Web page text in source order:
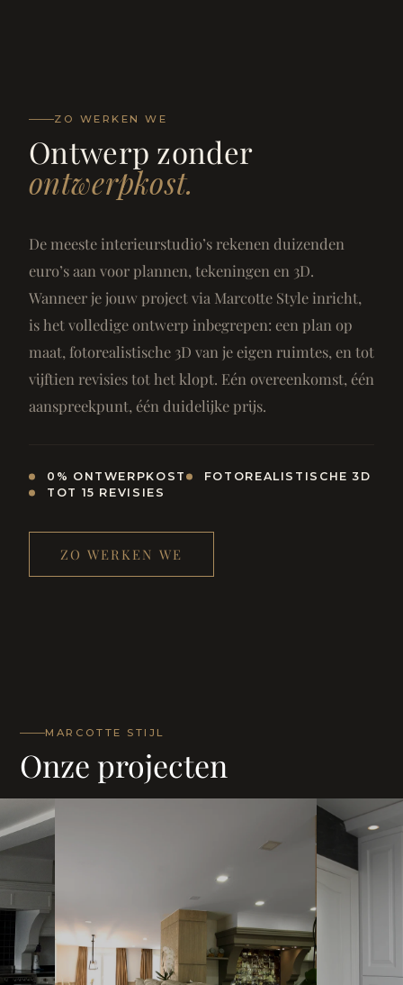
ZO WERKEN WE
Ontwerp zonder
ontwerpkost.
De meeste interieurstudio’s rekenen duizenden
euro’s aan voor plannen, tekeningen en 3D.
Wanneer je jouw project via Marcotte Style inricht,
is het volledige ontwerp inbegrepen: een plan op
maat, fotorealistische 3D van je eigen ruimtes, en tot
vijftien revisies tot het klopt. Eén overeenkomst, één
aanspreekpunt, één duidelijke prijs.
0% ONTWERPKOST
FOTOREALISTISCHE 3D
TOT 15 REVISIES
ZO WERKEN WE
MARCOTTE STIJL
Onze projecten